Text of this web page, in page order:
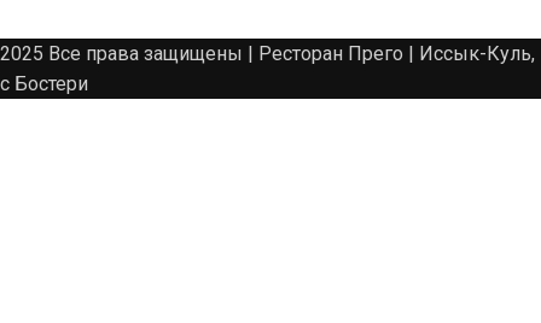
2025 Все права защищены | Ресторан Прего | Иссык-Куль,
с Бостери